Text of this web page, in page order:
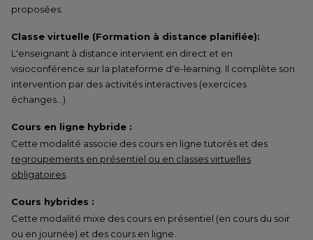
proposées.
Classe virtuelle (Formation à distance planifiée):
L'enseignant à distance intervient en direct et en
visioconférence sur la plateforme d'e-learning. Il complète son
intervention par des activités interactives (exercices
échanges…)
Cours en ligne hybride :
Cette modalité associe des cours en ligne tutorés et des
regroupements en présentiel ou en classes virtuelles
obligatoires
Cours hybrides :
Cette modalité mixe des cours en présentiel (en cours du soir
ou en journée) et des cours en ligne.